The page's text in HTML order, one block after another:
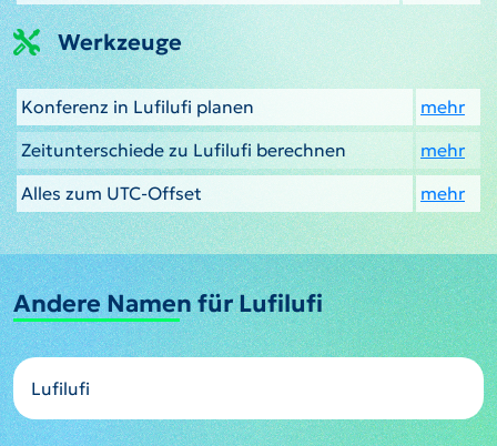
Werkzeuge
Konferenz in Lufilufi planen
mehr
Zeitunterschiede zu Lufilufi berechnen
mehr
Alles zum UTC-Offset
mehr
Andere Namen für Lufilufi
Lufilufi